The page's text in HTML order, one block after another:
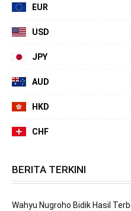
EUR
USD
JPY
AUD
HKD
CHF
BERITA TERKINI
Wahyu Nugroho Bidik Hasil